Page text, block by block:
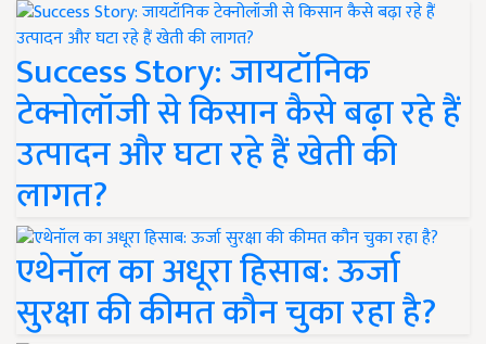
Success Story: जायटॉनिक
टेक्नोलॉजी से किसान कैसे बढ़ा रहे हैं
उत्पादन और घटा रहे हैं खेती की
लागत?
एथेनॉल का अधूरा हिसाब: ऊर्जा
सुरक्षा की कीमत कौन चुका रहा है?